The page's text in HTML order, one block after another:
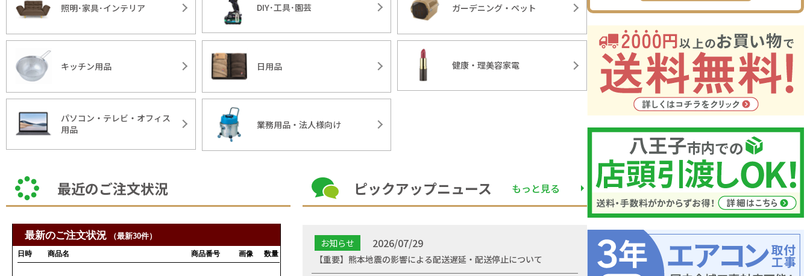
照明･家具･インテリア DIY･工具･園芸 ガーデニング・ペット
キッチン用品 日用品 健康・理美容家電
パソコン・テレビ・オフィス
用品
業務用品・法人様向け
最近のご注文状況 ピックアップニュース もっと見る
お知らせ 2026/07/29
【重要】熊本地震の影響による配送遅延・配送停止について